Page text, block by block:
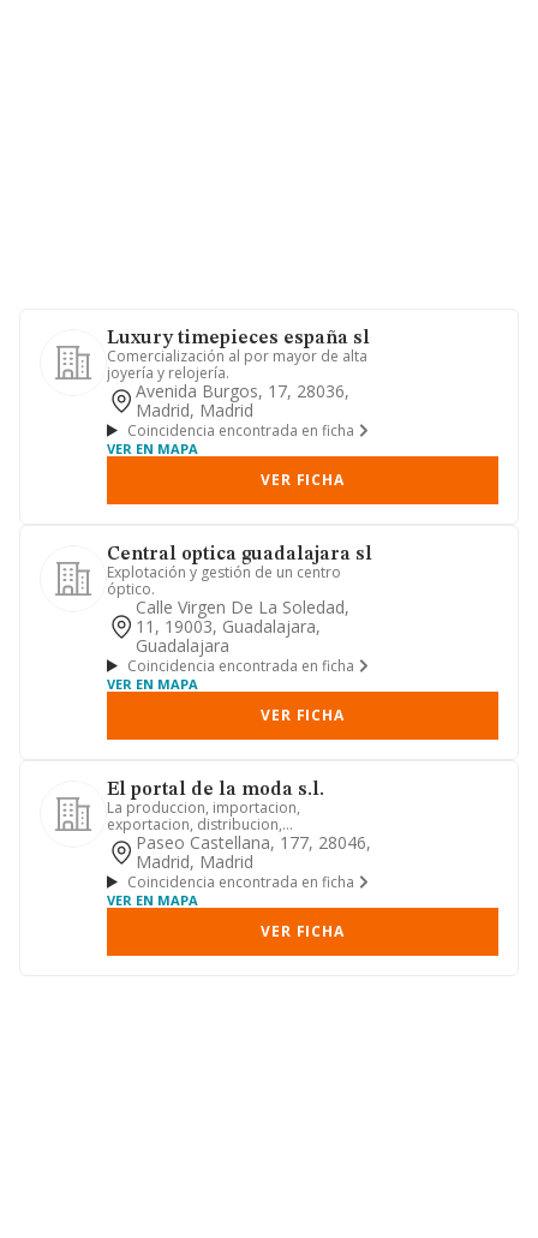
Luxury timepieces españa sl
Comercialización al por mayor de alta
joyería y relojería.
Avenida Burgos, 17, 28036,
Madrid, Madrid
Coincidencia encontrada en ficha
VER EN MAPA
VER FICHA
Central optica guadalajara sl
Explotación y gestión de un centro
óptico.
Calle Virgen De La Soledad,
11, 19003, Guadalajara,
Guadalajara
Coincidencia encontrada en ficha
VER EN MAPA
VER FICHA
El portal de la moda s.l.
La produccion, importacion,
exportacion, distribucion,
representacion y venta, al por mayor y
al de...
Paseo Castellana, 177, 28046,
Madrid, Madrid
Coincidencia encontrada en ficha
VER EN MAPA
VER FICHA